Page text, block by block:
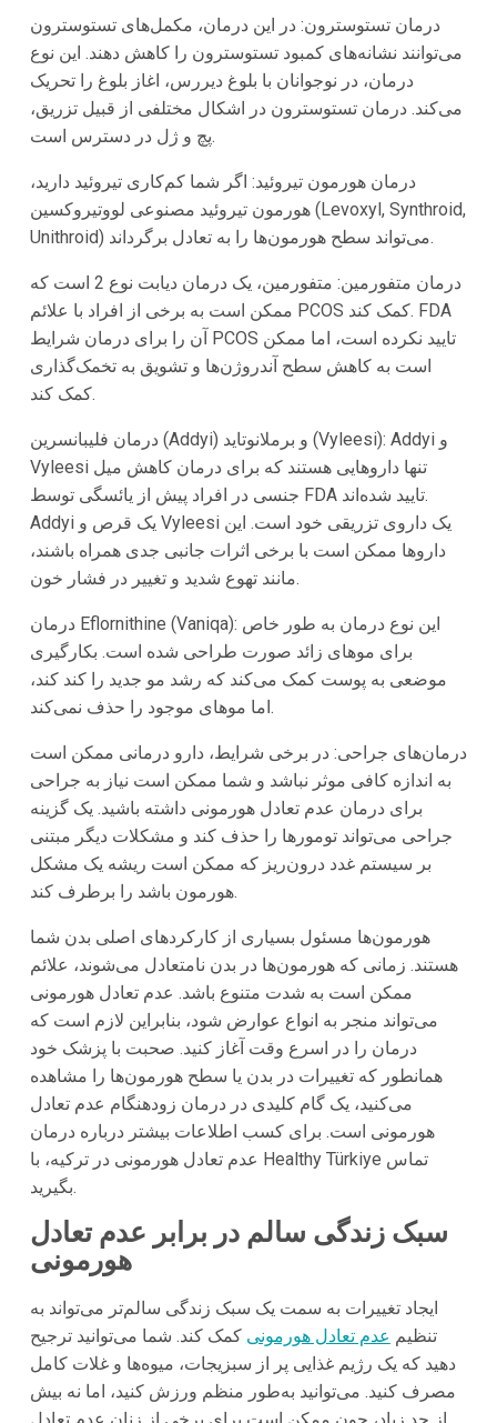
درمان تستوسترون: در این درمان، مکمل‌های تستوسترون
می‌توانند نشانه‌های کمبود تستوسترون را کاهش دهند. این نوع
درمان، در نوجوانان با بلوغ دیررس، اغاز بلوغ را تحریک
می‌کند. درمان تستوسترون در اشکال مختلفی از قبیل تزریق،
پچ و ژل در دسترس است.
درمان هورمون تیروئید: اگر شما کم‌کاری تیروئید دارید،
هورمون تیروئید مصنوعی لووتیروکسین (Levoxyl, Synthroid,
Unithroid) می‌تواند سطح هورمون‌ها را به تعادل برگرداند.
درمان متفورمین: متفورمین، یک درمان دیابت نوع 2 است که
ممکن است به برخی از افراد با علائم PCOS کمک کند. FDA
آن را برای درمان شرایط PCOS تایید نکرده است، اما ممکن
است به کاهش سطح آندروژن‌ها و تشویق به تخمک‌گذاری
کمک کند.
درمان فلیبانسرین (Addyi) و برملانوتاید (Vyleesi): Addyi و
Vyleesi تنها داروهایی هستند که برای درمان کاهش میل
جنسی در افراد پیش از یائسگی توسط FDA تایید شده‌اند.
Addyi یک قرص و Vyleesi یک داروی تزریقی خود است. این
داروها ممکن است با برخی اثرات جانبی جدی همراه باشند،
مانند تهوع شدید و تغییر در فشار خون.
درمان Eflornithine (Vaniqa): این نوع درمان به طور خاص
برای موهای زائد صورت طراحی شده است. بکارگیری
موضعی به پوست کمک می‌کند که رشد مو جدید را کند کند،
اما موهای موجود را حذف نمی‌کند.
درمان‌های جراحی: در برخی شرایط، دارو درمانی ممکن است
به اندازه کافی موثر نباشد و شما ممکن است نیاز به جراحی
برای درمان عدم تعادل هورمونی داشته باشید. یک گزینه
جراحی می‌تواند تومورها را حذف کند و مشکلات دیگر مبتنی
بر سیستم غدد درون‌ریز که ممکن است ریشه یک مشکل
هورمون باشد را برطرف کند.
هورمون‌ها مسئول بسیاری از کارکردهای اصلی بدن شما
هستند. زمانی که هورمون‌ها در بدن نامتعادل می‌شوند، علائم
ممکن است به شدت متنوع باشد. عدم تعادل هورمونی
می‌تواند منجر به انواع عوارض شود، بنابراین لازم است که
درمان را در اسرع وقت آغاز کنید. صحبت با پزشک خود
همانطور که تغییرات در بدن یا سطح هورمون‌ها را مشاهده
می‌کنید، یک گام کلیدی در درمان زودهنگام عدم تعادل
هورمونی است. برای کسب اطلاعات بیشتر درباره درمان
عدم تعادل هورمونی در ترکیه، با Healthy Türkiye تماس
بگیرید.
سبک زندگی سالم در برابر عدم تعادل
هورمونی
ایجاد تغییرات به سمت یک سبک زندگی سالم‌تر می‌تواند به
تنظیم عدم تعادل هورمونی کمک کند. شما می‌توانید ترجیح
دهید که یک رژیم غذایی پر از سبزیجات، میوه‌ها و غلات کامل
مصرف کنید. می‌توانید به‌طور منظم ورزش کنید، اما نه بیش